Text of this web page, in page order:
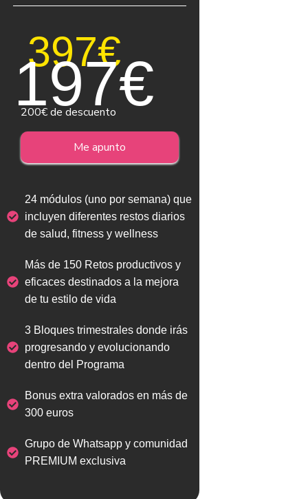
397€
197€
200€ de descuento
Me apunto
24 módulos (uno por semana) que
incluyen diferentes restos diarios
de salud, fitness y wellness
Más de 150 Retos productivos y
eficaces destinados a la mejora
de tu estilo de vida
3 Bloques trimestrales donde irás
progresando y evolucionando
dentro del Programa
Bonus extra valorados en más de
300 euros
Grupo de Whatsapp y comunidad
PREMIUM exclusiva